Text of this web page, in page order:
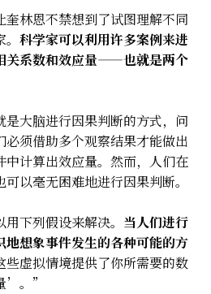
林恩不禁想到了试图理解不同
科学家可以利用许多案例来进
关系数和效应量——也就是两个
是大脑进行因果判断的方式，问
须借助多个观察结果才能做出
中计算出效应量。然而，人们在
以毫无困难地进行因果判断。
下列假设来解决。 当人们进行
地想象事件发生的各种可能的方
虚拟情境提供了你所需要的数
’。”